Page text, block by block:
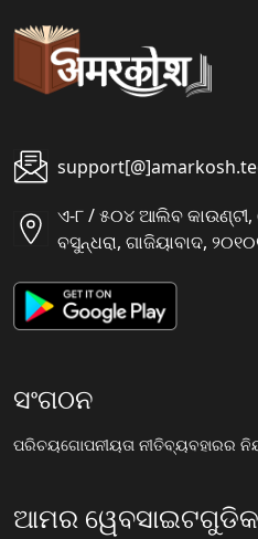
ଏ-୮ / ୫୦୪ ଆଲିବ
ବସୁନ୍ଧରା, ଗାଜିୟାବାଦ,
ସଂଗଠନ
ପରିଚୟଗୋପନୀୟତା ନୀତିବ୍ୟବହାରର
ଆମର ୱେବସାଇଟଗୁଡିକ